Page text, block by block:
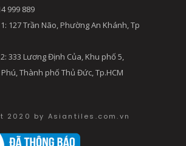
999 889
127 Trần Não, Phường An Khánh, Tp
333 Lương Định Của, Khu phố 5,
Thành phố Thủ Đức, Tp.HCM
2020 by Asiantiles.com.vn